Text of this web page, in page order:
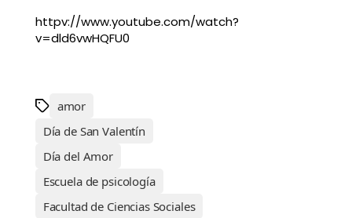
httpv://www.youtube.com/watch?
v=dld6vwHQFU0
amor
Día de San Valentín
Día del Amor
Escuela de psicología
Facultad de Ciencias Sociales